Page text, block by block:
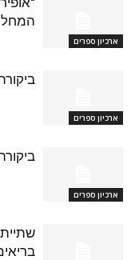
ארכיון ספרים
ארכיון ספרים
ארכיון ספרים